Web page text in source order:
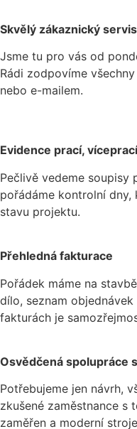
Skvělý zákaznický servis
Jsme tu pro vás od
Rádi zodpovíme
nebo e-mailem.
Evidence prací,
Pečlivě vedeme soupisy
pořádáme kontrolní dny,
stavu projektu.
Přehledná fakturace
Pořádek máme na
dílo, seznam
fakturách je
Osvědčená spolupráce
Potřebujeme jen návrh,
zkušené zaměstnance s
zaměřen a moderní